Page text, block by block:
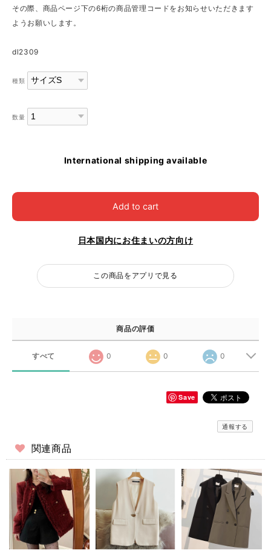
その際、商品ページ下の6桁の商品管理コードをお知らせいただきます
ようお願いします。
dl2309
種類
数量
International shipping available
Add to cart
日本国内にお住まいの方向け
この商品をアプリで見る
商品の評価
すべて 0 0 0
Save
通報する
関連商品